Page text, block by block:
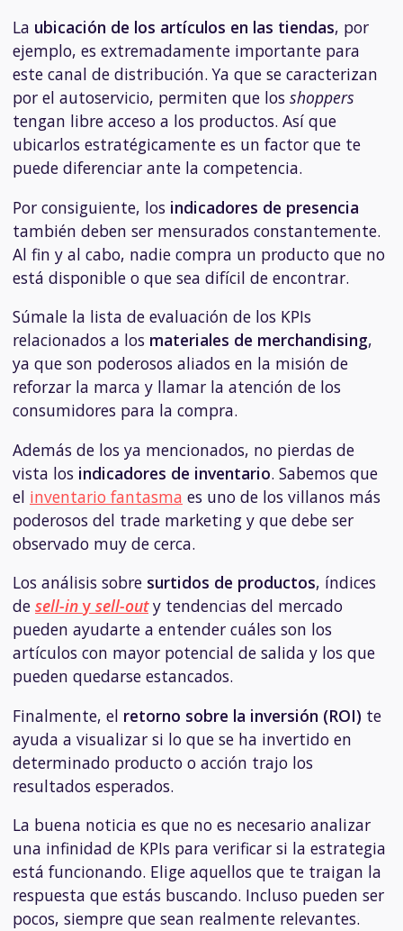
La ubicación de los artículos en las tiendas, por
ejemplo, es extremadamente importante para
este canal de distribución. Ya que se caracterizan
por el autoservicio, permiten que los shoppers
tengan libre acceso a los productos. Así que
ubicarlos estratégicamente es un factor que te
puede diferenciar ante la competencia.
Por consiguiente, los indicadores de presencia
también deben ser mensurados constantemente.
Al fin y al cabo, nadie compra un producto que no
está disponible o que sea difícil de encontrar.
Súmale la lista de evaluación de los KPIs
relacionados a los materiales de merchandising,
ya que son poderosos aliados en la misión de
reforzar la marca y llamar la atención de los
consumidores para la compra.
Además de los ya mencionados, no pierdas de
vista los indicadores de inventario. Sabemos que
el inventario fantasma es uno de los villanos más
poderosos del trade marketing y que debe ser
observado muy de cerca.
Los análisis sobre surtidos de productos, índices
de sell-iny sell-outy tendencias del mercado
pueden ayudarte a entender cuáles son los
artículos con mayor potencial de salida y los que
pueden quedarse estancados.
Finalmente, el retorno sobre la inversión (ROI) te
ayuda a visualizar si lo que se ha invertido en
determinado producto o acción trajo los
resultados esperados.
La buena noticia es que no es necesario analizar
una infinidad de KPIs para verificar si la estrategia
está funcionando. Elige aquellos que te traigan la
respuesta que estás buscando. Incluso pueden ser
pocos, siempre que sean realmente relevantes.